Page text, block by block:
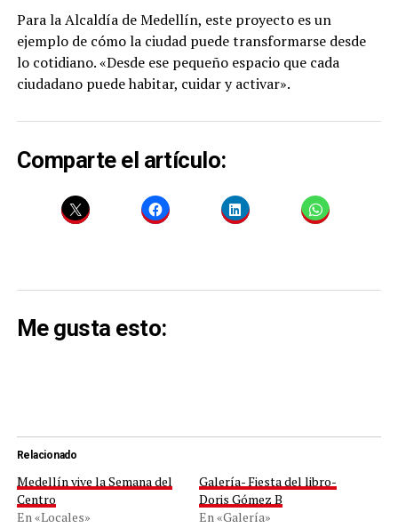
Para la Alcaldía de Medellín, este proyecto es un
ejemplo de cómo la ciudad puede transformarse desde
lo cotidiano. «Desde ese pequeño espacio que cada
ciudadano puede habitar, cuidar y activar».
Comparte el artículo:
Me gusta esto:
Relacionado
Medellín vive la Semana del
Centro
En «Locales»
Galería- Fiesta del libro-
Doris Gómez B
En «Galería»